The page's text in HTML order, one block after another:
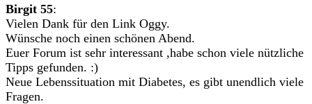
Birgit 55:
Vielen Dank für den Link Oggy.
Wünsche noch einen schönen Abend.
Euer Forum ist sehr interessant ,habe schon viele nützliche
Tipps gefunden. :)
Neue Lebenssituation mit Diabetes, es gibt unendlich viele
Fragen.